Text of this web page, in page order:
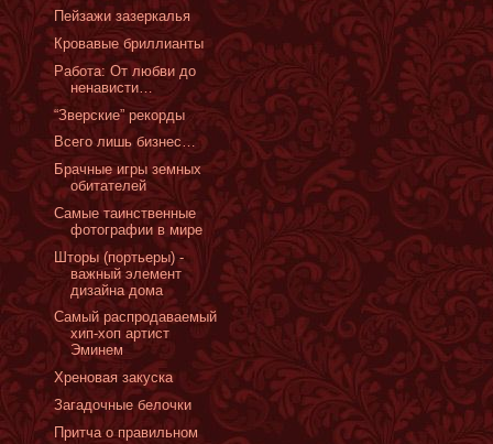
Пейзажи зазеркалья
Кровавые бриллианты
Работа: От любви до
ненависти…
“Зверские” рекорды
Всего лишь бизнес…
Брачные игры земных
обитателей
Самые таинственные
фотографии в мире
Шторы (портьеры) -
важный элемент
дизайна дома
Cамый распродаваемый
хип-хоп артист
Эминем
Хреновая закуска
Загадочные белочки
Притча о правильном